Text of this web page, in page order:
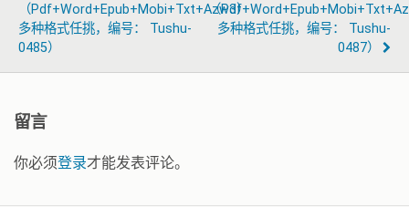
（pdf+word+epub+mobi+txt+azw3）
多种格式任挑，编号： Tushu-
0485）
（
多种格式任挑，编号： Tushu-
0487）
留言
你必须登录才能发表评论。